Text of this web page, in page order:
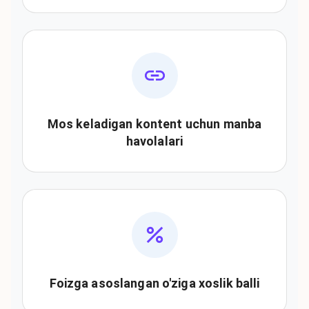
Mos keladigan kontent uchun manba
havolalari
Foizga asoslangan o'ziga xoslik balli